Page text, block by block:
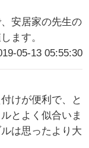
安居家の先生の
ます。
05-13 05:55:30
けが便利で、と
とよく似合いま
は思ったより大